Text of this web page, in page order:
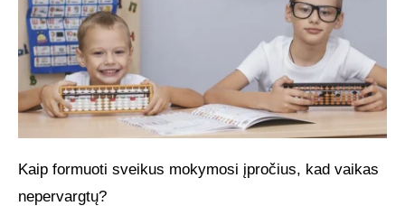
Kaip formuoti sveikus mokymosi įpročius, kad vaikas
nepervargtų?